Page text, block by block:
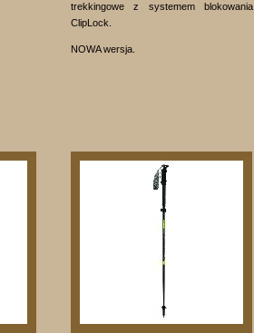
trekkingowe z systemem blokowania
ClipLock.
NOWA wersja.